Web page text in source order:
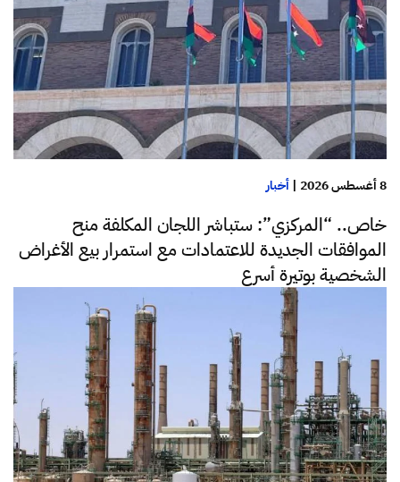
8 أغسطس 2026 | أخبار
خاص.. “المركزي”: ستباشر اللجان المكلفة منح
الموافقات الجديدة للاعتمادات مع استمرار بيع الأغراض
الشخصية بوتيرة أسرع